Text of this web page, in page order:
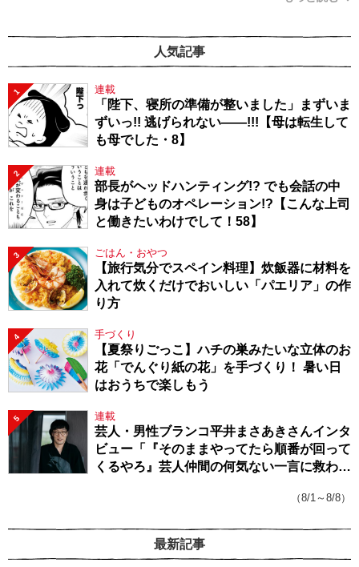
人気記事
1 連載
「陛下、寝所の準備が整いました」まずいま
ずいっ!! 逃げられない――!!!【母は転生して
も母でした・8】
2 連載
部長がヘッドハンティング!? でも会話の中
身は子どものオペレーション!?【こんな上司
と働きたいわけでして！58】
3 ごはん・おやつ
【旅行気分でスペイン料理】炊飯器に材料を
入れて炊くだけでおいしい「パエリア」の作
り方
4 手づくり
【夏祭りごっこ】ハチの巣みたいな立体のお
花「でんぐり紙の花」を手づくり！ 暑い日
はおうちで楽しもう
5 連載
芸人・男性ブランコ平井まさあきさんインタ
ビュー「『そのままやってたら順番が回って
くるやろ』芸人仲間の何気ない一言に救われ
（8/1～8/8）
最新記事